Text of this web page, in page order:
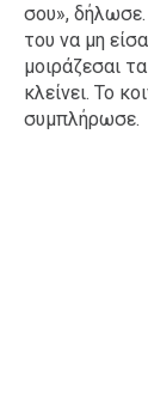
σου»,
του να μη
μοιράζεσαι
κλείνει. Το
συμπλήρωσε.